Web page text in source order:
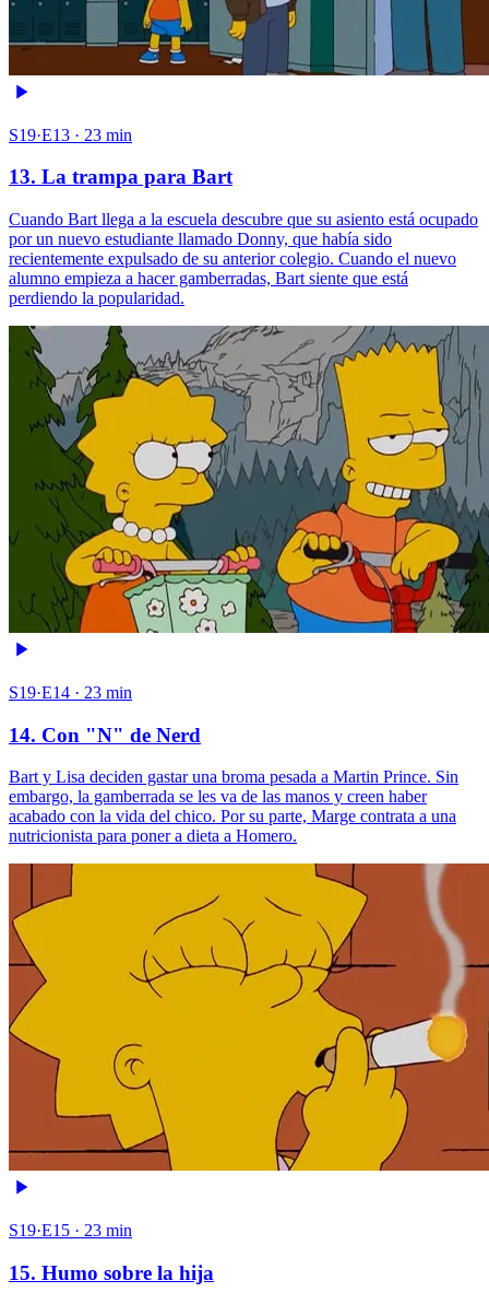
S19·E13 · 23 min
13. La trampa para Bart
Cuando Bart llega a la escuela descubre que su asiento está ocupado
por un nuevo estudiante llamado Donny, que había sido
recientemente expulsado de su anterior colegio. Cuando el nuevo
alumno empieza a hacer gamberradas, Bart siente que está
perdiendo la popularidad.
S19·E14 · 23 min
14. Con "N" de Nerd
Bart y Lisa deciden gastar una broma pesada a Martin Prince. Sin
embargo, la gamberrada se les va de las manos y creen haber
acabado con la vida del chico. Por su parte, Marge contrata a una
nutricionista para poner a dieta a Homero.
S19·E15 · 23 min
15. Humo sobre la hija